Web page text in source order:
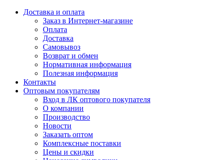
Доставка и оплата
Заказ в Интернет-магазине
Оплата
Доставка
Самовывоз
Возврат и обмен
Нормативная информация
Полезная информация
Контакты
Оптовым покупателям
Вход в ЛК оптового покупателя
О компании
Производство
Новости
Заказать оптом
Комплексные поставки
Цены и скидки